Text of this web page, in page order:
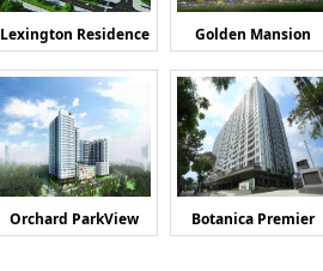
Lexington Residence Golden Mansion
Orchard ParkView Botanica Premier